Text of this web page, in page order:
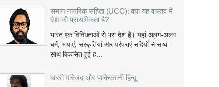
समान नागरिक संहिता (UCC): क्या यह वास्तव में
देश की प्राथमिकता है?
भारत एक विविधताओं से भरा देश है। यहां अलग-अलग
धर्म, भाषाएं, संस्कृतियां और परंपराएं सदियों से साथ-
साथ विकसित हुई ह...
बाबरी मस्जिद और पाकिस्तानी हिन्दू